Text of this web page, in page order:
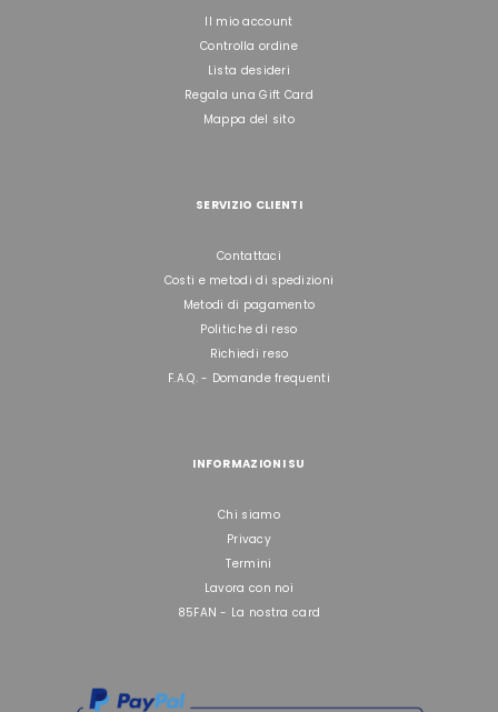
Il mio account
Controlla ordine
Lista desideri
Regala una Gift Card
Mappa del sito
SERVIZIO CLIENTI
Contattaci
Costi e metodi di spedizioni
Metodi di pagamento
Politiche di reso
Richiedi reso
F.A.Q. - Domande frequenti
INFORMAZIONI SU
Chi siamo
Privacy
Termini
Lavora con noi
85FAN - La nostra card